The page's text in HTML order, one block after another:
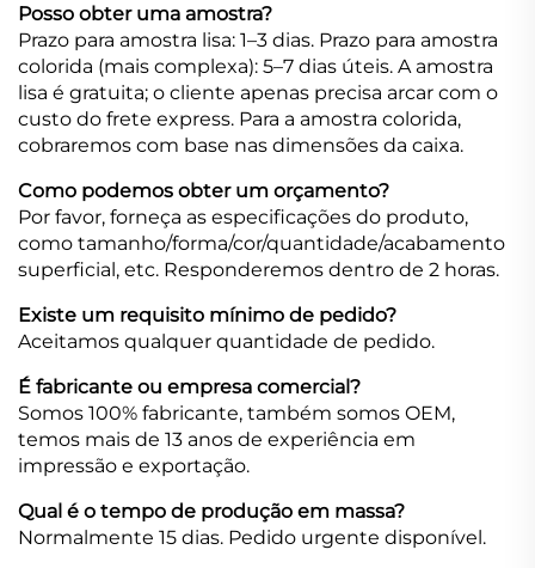
Posso obter uma amostra?
Prazo para amostra lisa: 1–3 dias. Prazo para amostra
colorida (mais complexa): 5–7 dias úteis. A amostra
lisa é gratuita; o cliente apenas precisa arcar com o
custo do frete express. Para a amostra colorida,
cobraremos com base nas dimensões da caixa.
Como podemos obter um orçamento?
Por favor, forneça as especificações do produto,
como tamanho/forma/cor/quantidade/acabamento
superficial, etc. Responderemos dentro de 2 horas.
Existe um requisito mínimo de pedido?
Aceitamos qualquer quantidade de pedido.
É fabricante ou empresa comercial?
Somos 100% fabricante, também somos OEM,
temos mais de 13 anos de experiência em
impressão e exportação.
Qual é o tempo de produção em massa?
Normalmente 15 dias. Pedido urgente disponível.